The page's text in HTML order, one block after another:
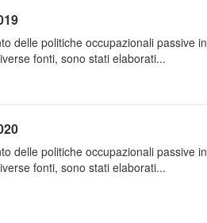
delle politiche occupazionali passive in
fonti, sono stati elaborati...
delle politiche occupazionali passive in
fonti, sono stati elaborati...